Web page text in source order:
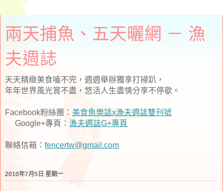
兩天捕魚、五天曬網 － 漁
夫週誌
天天精緻美食嗑不完，週週舉辦獨享打掃趴，
年年世界風光賞不盡，悠活人生盡情分享不停歇。
Facebook粉絲團： 美食魚樂誌x漁夫週誌雙刊號
Google+專頁： 漁夫週誌G+專頁
聯絡信箱： fencertw@gmail.com
2010年7月5日 星期一